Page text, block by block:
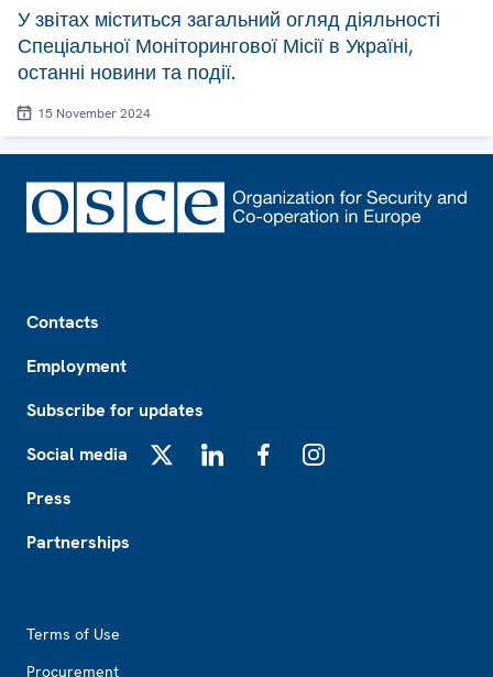
У звітах міститься загальний огляд діяльності
Спеціальної Моніторингової Місії в Україні,
останні новини та події.
15 November 2024
Contacts
Employment
Subscribe for updates
Social media
Press
Partnerships
Terms of Use
Procurement